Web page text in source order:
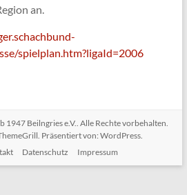
an.
spielplan.htm?ligaId=2006
1947 Beilngries e.V. . Alle Rechte vorbehalten.
Präsentiert von: WordPress.
Datenschutz Impressum